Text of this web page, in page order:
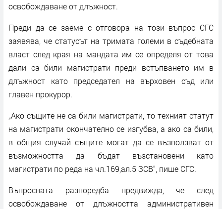
освобождаване от длъжност.
Преди да се заеме с отговора на този въпрос СГС
заявява, че статусът на тримата големи в съдебната
власт след края на мандата им се определя от това
дали са били магистрати преди встъпването им в
длъжност като председател на върховен съд или
главен прокурор.
„Ако същите не са били магистрати, то техният статут
на магистрати окончателно се изгубва, а ако са били,
в общия случай същите могат да се възползват от
възможността да бъдат възстановени като
магистрати по реда на чл.169,ал.5 ЗСВ“, пише СГС.
Въпросната разпоредба предвижда, че след
освобождаване от длъжността административен